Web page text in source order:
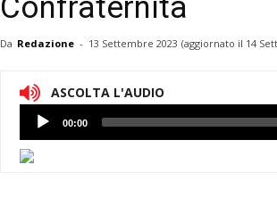
Confraternita
Da Redazione - 13 Settembre 2023 (aggiornato il 14
ASCOLTA L'AUDIO
Lettore
Audio
00:00